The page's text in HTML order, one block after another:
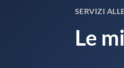
SERVIZI
Le